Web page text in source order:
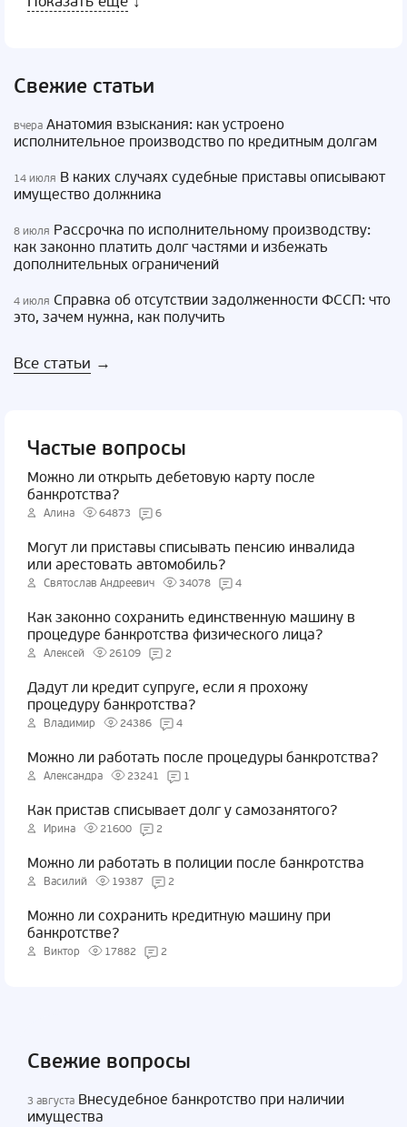
Свежие статьи
вчера Анатомия взыскания: как устроено
исполнительное производство по кредитным долгам
14 июля В каких случаях судебные приставы описывают
имущество должника
8 июля Рассрочка по исполнительному производству:
как законно платить долг частями и избежать
дополнительных ограничений
4 июля Справка об отсутствии задолженности ФССП: что
это, зачем нужна, как получить
Все статьи →
Частые вопросы
Можно ли открыть дебетовую карту после
банкротства?
Алина 64873 6
Могут ли приставы списывать пенсию инвалида
или арестовать автомобиль?
Святослав Андреевич 34078 4
Как законно сохранить единственную машину в
процедуре банкротства физического лица?
Алексей 26109 2
Дадут ли кредит супруге, если я прохожу
процедуру банкротства?
Владимир 24386 4
Можно ли работать после процедуры банкротства?
Александра 23241 1
Как пристав списывает долг у самозанятого?
Ирина 21600 2
Можно ли работать в полиции после банкротства
Василий 19387 2
Можно ли сохранить кредитную машину при
банкротстве?
Виктор 17882 2
Свежие вопросы
3 августа Внесудебное банкротство при наличии
имущества